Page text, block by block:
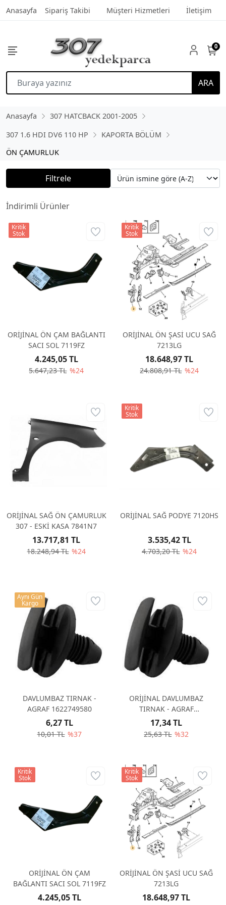
Anasayfa Sipariş Takibi Müşteri Hizmetleri İletişim
ARA
0
Anasayfa
307 HATCBACK 2001-2005
307 1.6 HDI DV6 110 HP
KAPORTA BÖLÜM
ÖN ÇAMURLUK
Filtrele
İndirimli Ürünler
ORİJİNAL ÖN ÇAM BAĞLANTI
SACI SOL 7119FZ
5.647,23 TL %24
4.245,05 TL
Kritik
Stok
ORİJİNAL ÖN ŞASİ UCU SAĞ
7213LG
24.808,91 TL %24
18.648,97 TL
Kritik
Stok
ORİJİNAL SAĞ ÖN ÇAMURLUK
307 - ESKİ KASA 7841N7
18.248,94 TL %24
13.717,81 TL
ORİJİNAL SAĞ PODYE 7120HS
4.703,20 TL %24
3.535,42 TL
Kritik
Stok
DAVLUMBAZ TIRNAK -
AGRAF 1622749580
10,01 TL %37
6,27 TL
Aynı Gün
Kargo
ORİJİNAL DAVLUMBAZ
TIRNAK - AGRAF
1622749580
25,63 TL %32
17,34 TL
ORİJİNAL ÖN ÇAM
BAĞLANTI SACI SOL 7119FZ
4.245,05 TL
Kritik
Stok
ORİJİNAL ÖN ŞASİ UCU SAĞ
7213LG
18.648,97 TL
Kritik
Stok